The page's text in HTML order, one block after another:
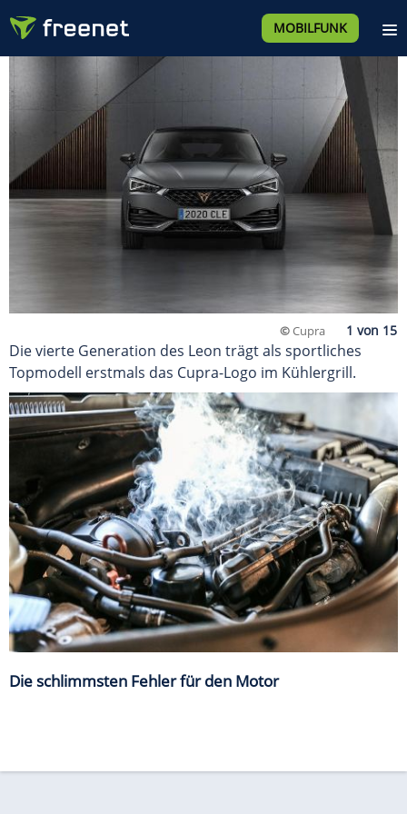
MOBILFUNK
©Cupra
Die vierte Generation des Leon trägt als sportliches
Topmodell erstmals das Cupra-Logo im Kühlergrill.
Die schlimmsten Fehler für den Motor